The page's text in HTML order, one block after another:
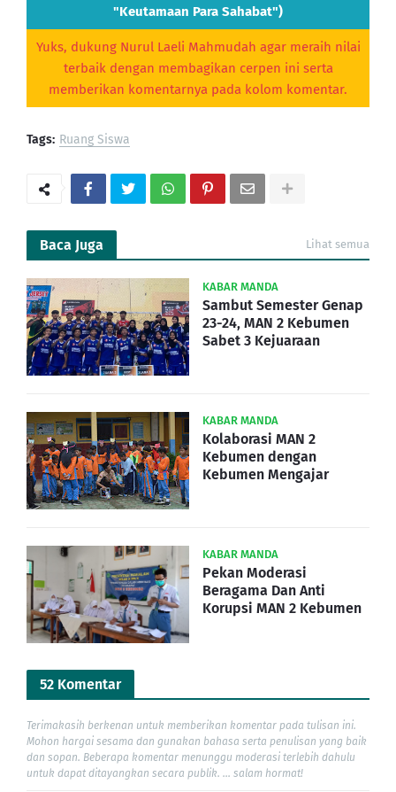
"Keutamaan Para Sahabat")
Yuks, dukung Nurul Laeli Mahmudah agar meraih nilai
terbaik dengan membagikan cerpen ini serta
memberikan komentarnya pada kolom komentar.
Tags: Ruang Siswa
Baca Juga Lihat semua
KABAR MANDA
Sambut Semester Genap
23-24, MAN 2 Kebumen
Sabet 3 Kejuaraan
KABAR MANDA
Kolaborasi MAN 2
Kebumen dengan
Kebumen Mengajar
KABAR MANDA
Pekan Moderasi
Beragama Dan Anti
Korupsi MAN 2 Kebumen
52 Komentar
Terimakasih berkenan untuk memberikan komentar pada tulisan ini.
Mohon hargai sesama dan gunakan bahasa serta penulisan yang baik
dan sopan. Beberapa komentar menunggu moderasi terlebih dahulu
untuk dapat ditayangkan secara publik. ... salam hormat!